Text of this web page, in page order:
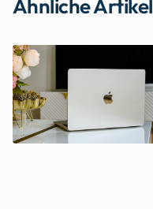
Ähnliche Artikel